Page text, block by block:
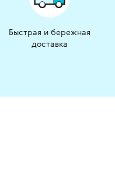
Быстрая и бережная
доставка